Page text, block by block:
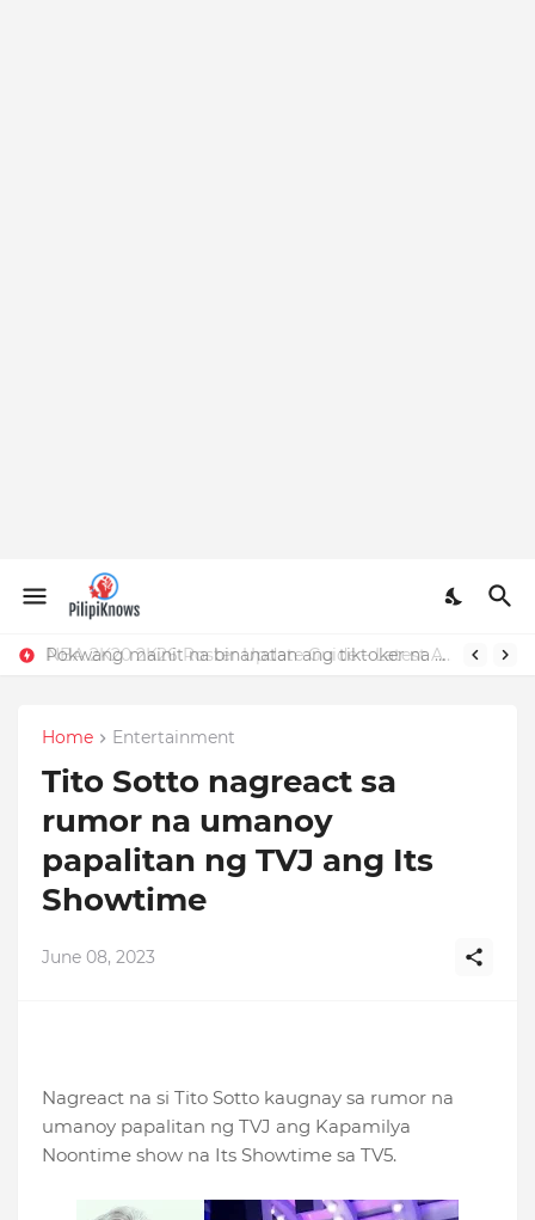
NBA 2K20 2K26 Roster Update Guide – Latest APK, OBB, Mod Menu by JMGAMERYT
Pokwang mainit na binanatan ang tiktoker na nandidiri sa Sardinas
Home Entertainment
Tito Sotto nagreact sa
rumor na umanoy
papalitan ng TVJ ang Its
Showtime
June 08, 2023
Nagreact na si Tito Sotto kaugnay sa rumor na
umanoy papalitan ng TVJ ang Kapamilya
Noontime show na Its Showtime sa TV5.